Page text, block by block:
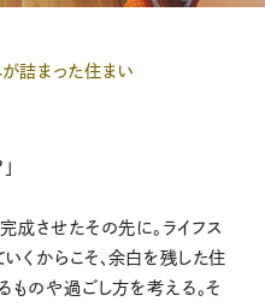
詰まった住まい
成させたその先に。ライフス
くからこそ、余白を残した住
ものや過ごし方を考える。そ